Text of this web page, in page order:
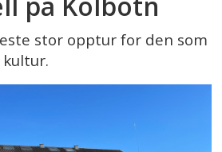
stor opptur for den som